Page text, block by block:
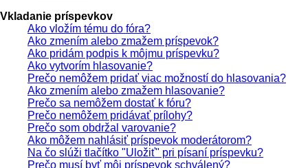
Vkladanie príspevkov
Ako vložím tému do fóra?
Ako zmením alebo zmažem príspevok?
Ako pridám podpis k môjmu príspevku?
Ako vytvorím hlasovanie?
Prečo nemôžem pridať viac možností do hlasovania?
Ako zmením alebo zmažem hlasovanie?
Prečo sa nemôžem dostať k fóru?
Prečo nemôžem pridávať prílohy?
Prečo som obdržal varovanie?
Ako môžem nahlásiť príspevok moderátorom?
Na čo slúži tlačítko "Uložiť" pri písaní príspevku?
Prečo musí byť môj príspevok schválený?